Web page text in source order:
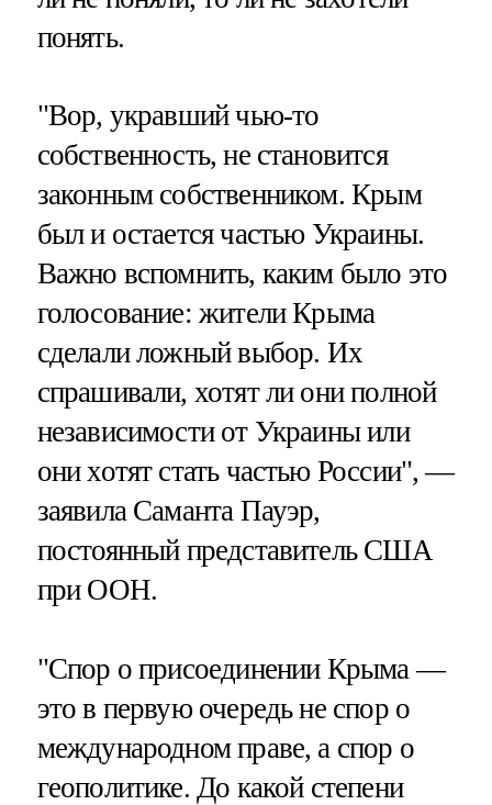
понять.
"Вор, укравший чью-то
собственность, не становится
законным собственником. Крым
был и остается частью Украины.
Важно вспомнить, каким было это
голосование: жители Крыма
сделали ложный выбор. Их
спрашивали, хотят ли они полной
независимости от Украины или
они хотят стать частью России", —
заявила Саманта Пауэр,
постоянный представитель США
при ООН.
"Спор о присоединении Крыма —
это в первую очередь не спор о
международном праве, а спор о
геополитике. До какой степени